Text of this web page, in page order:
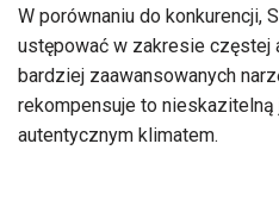
W porównaniu do konkurencji,
ustępować w zakresie częstej
bardziej zaawansowanych
rekompensuje to nieskazitelną
autentycznym klimatem.